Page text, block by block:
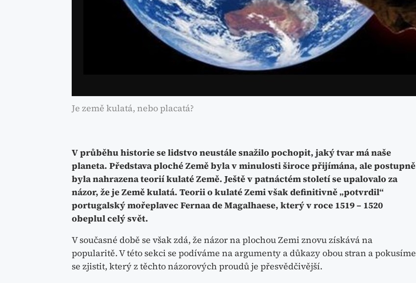
Je země kulatá, nebo placatá?
V průběhu historie se lidstvo neustále snažilo pochopit, jaký tvar má naše
planeta. Představa ploché Země byla v minulosti široce přijímána, ale postupně
byla nahrazena teorií kulaté Země. Ještě v patnáctém století se upalovalo za
názor, že je Země kulatá. Teorii o kulaté Zemi však definitivně „potvrdil“
portugalský mořeplavec Fernaa de Magalhaese, který v roce 1519 – 1520
obeplul celý svět.
V současné době se však zdá, že názor na plochou Zemi znovu získává na
popularitě. V této sekci se podíváme na argumenty a důkazy obou stran a pokusíme
se zjistit, který z těchto názorových proudů je přesvědčivější.